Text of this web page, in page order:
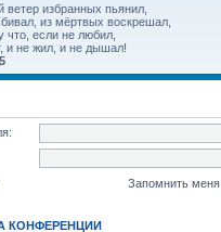
ветер избранных пьянил,
из мёртвых воскрешал,
что, если не любил,
и не жил, и не дышал!
5
Запомнить меня
КОНФЕРЕНЦИИ